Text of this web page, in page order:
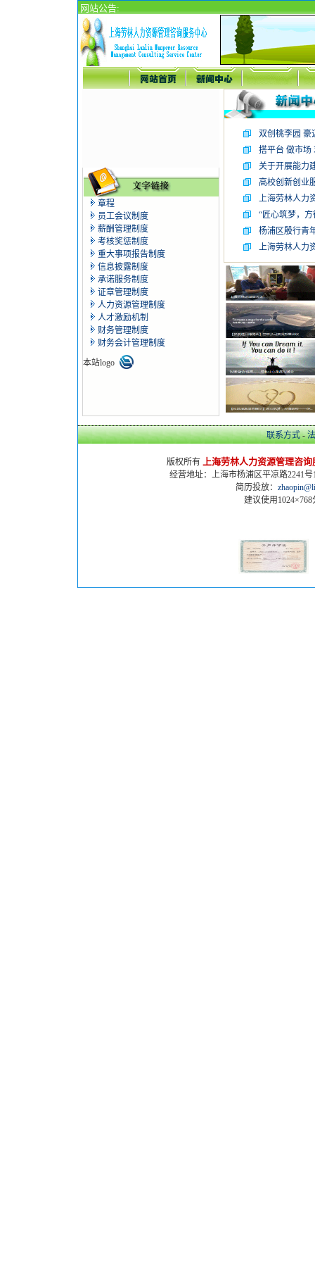
网站公告:
章程
员工会议制度
薪酬管理制度
考核奖惩制度
重大事项报告制度
信息披露制度
承诺服务制度
证章管理制度
人力资源管理制度
人才激励机制
财务管理制度
财务会计管理制度
本站logo
双创桃李园 豪
搭平台 做市场
关于开展能力
高校创新创业
上海劳林人力
“匠心筑梦，
杨浦区殷行青
上海劳林人力
联系方式-
版权所有 上海劳林人力资源管理咨询
经营地址：上海市杨浦区平凉路2241号
简历投放：
建议使用